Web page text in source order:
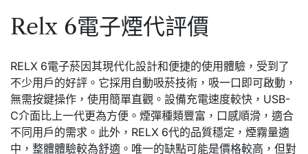
Relx 6電子煙代評價
RELX 6電子菸因其現代化設計和便捷的使用體驗，受到了
不少用戶的好評。它採用自動吸菸技術，吸一口即可啟動，
無需按鍵操作，使用簡單直觀。設備充電速度較快，USB-
C介面比上一代更為方便。煙彈種類豐富，口感順滑，適合
不同用戶的需求。此外，RELX 6代的品質穩定，煙霧量適
中，整體體驗較為舒適。唯一的缺點可能是價格較高，但對